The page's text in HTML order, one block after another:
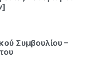
Συμβουλίου –